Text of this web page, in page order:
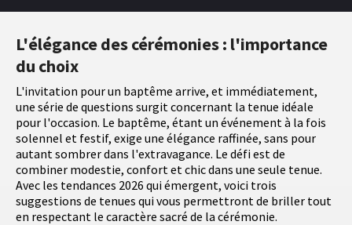
L'élégance des cérémonies : l'importance
du choix
L'invitation pour un baptême arrive, et immédiatement,
une série de questions surgit concernant la tenue idéale
pour l'occasion. Le baptême, étant un événement à la fois
solennel et festif, exige une élégance raffinée, sans pour
autant sombrer dans l'extravagance. Le défi est de
combiner modestie, confort et chic dans une seule tenue.
Avec les tendances 2026 qui émergent, voici trois
suggestions de tenues qui vous permettront de briller tout
en respectant le caractère sacré de la cérémonie.